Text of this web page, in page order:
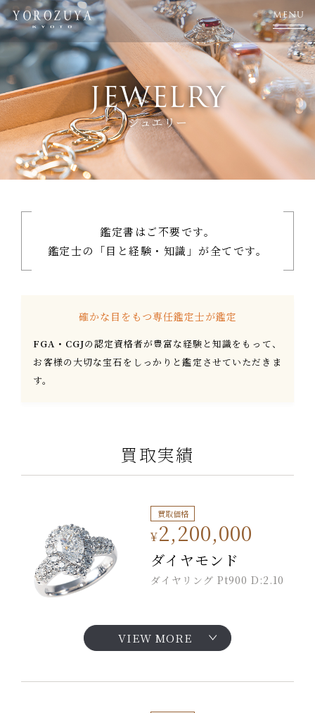
MENU
JEWELRY
ジュエリー
鑑定書はご不要です。
鑑定士の「目と経験・知識」が全てです。
確かな目をもつ専任鑑定士が鑑定
FGA・CGJの認定資格者が豊富な経験と知識をもって、
お客様の大切な宝石をしっかりと鑑定させていただきま
す。
買取実績
買取価格
¥2,200,000
ダイヤモンド
ダイヤリング Pt900 D:2.10
VIEW MORE